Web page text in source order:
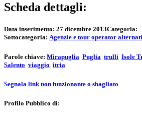
Scheda dettagli:
Data inserimento: 27 dicembre 2013Categoria:
Sottocategoria: Agenzie e tour operator
Parole chiave: Mirapuglia Puglia trulli Isole
Salento viaggio itria
Segnala link non funzionante o sbagliato
Profilo Pubblico di: